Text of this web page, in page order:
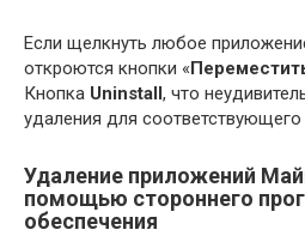
Если щелкнуть любое
откроются кнопки «
Кнопка Uninstall, что
удаления для
Удаление приложений
помощью стороннего
обеспечения